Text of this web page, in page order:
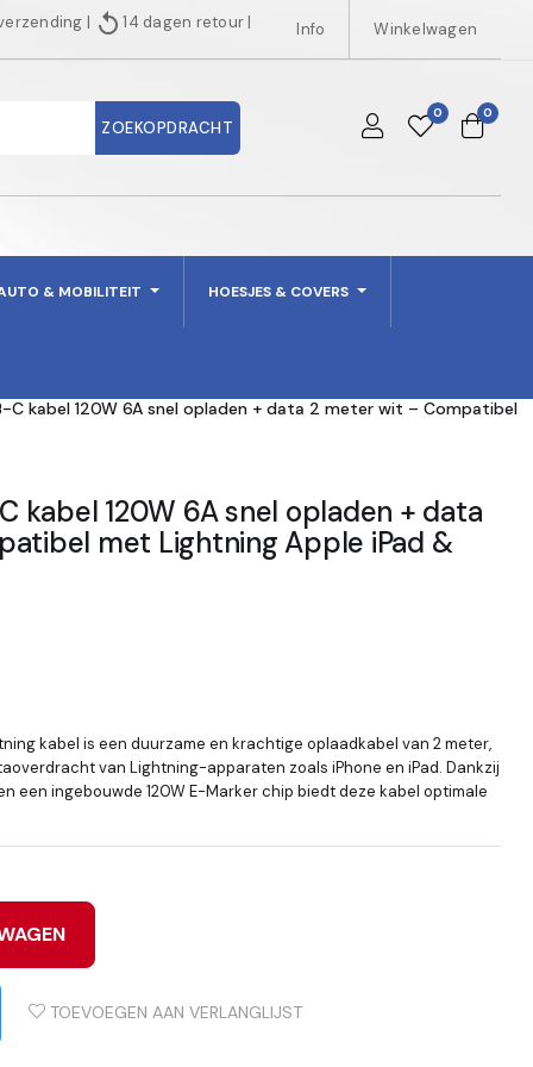
| replay14 dagen retour | Info Winkelwagen
ZOEKOPDRACHT
0 0
& MOBILITEIT HOESJES & COVERS
C kabel 120W 6A snel opladen + data 2 meter wit – Compatibel
kabel 120W 6A snel opladen + data
met Lightning Apple iPad &
kabel is een duurzame en krachtige oplaadkabel van 2 meter,
van Lightning-apparaten zoals iPhone en iPad. Dankzij
een ingebouwde 120W E-Marker chip biedt deze kabel optimale
TOEVOEGEN AAN VERLANGLIJST